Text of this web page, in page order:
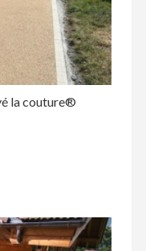
la couture®